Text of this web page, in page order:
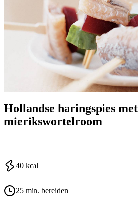
Hollandse haringspies met
mierikswortelroom
40 kcal
25 min. bereiden